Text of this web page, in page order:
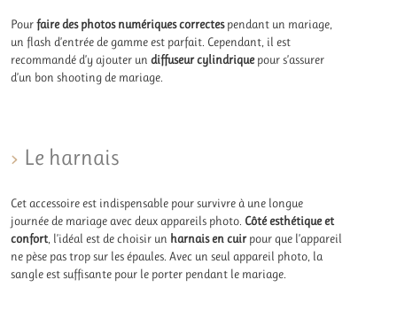
Pourfaire des photos numériques correctespendant un mariage,
un flash d’entrée de gamme est parfait. Cependant, il est
recommandé d’y ajouter undiffuseur cylindriquepour s’assurer
d’un bon shooting de mariage.
Le harnais
Cet accessoire est indispensable pour survivre à une longue
journée de mariage avec deux appareils photo. Côté esthétique et
confort, l’idéal est de choisir un harnais en cuirpour que l’appareil
ne pèse pas trop sur les épaules. Avec un seul appareil photo, la
sangle est suffisante pour le porter pendant le mariage.